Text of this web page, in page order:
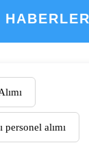
HABERLER
Detayları
Alımı
personel alımı